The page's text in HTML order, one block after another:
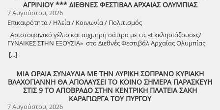
ΑΓΡΙΝΙΟΥ *** ΔΙΕΘΝΕΣ ΦΕΣΤΙΒΑΛ ΑΡΧΑΙΑΣ ΟΛΥΜΠΙΑΣ
7 Αυγούστου, 2026
Επικαιρότητα / Ηλεία / Κοινωνία / Πολιτισμός
Αριστοφανικό γέλιο και αιχμηρή σάτιρα με τις «Εκκλησιάζουσες/
ΓΥΝΑΙΚΕΣ ΣΤΗΝ ΕΞΟΥΣΙΑ» στο Διεθνές Φεστιβάλ Αρχαίας Ολυμπίας
Την Τετάρτη 12 Αυγούστου, στις 21:30, το Διεθνές Φεστιβάλ
Αρχαίας Ολυμπίας παρουσιάζει τις «Εκκλησιάζουσες» του
πολιτική κωμωδία, γεμάτη ευρηματικό χιούμορ και καυστική σάτιρα,
που θέτει διαχρονικά ερωτήματα για την εξουσία, τη δημοκρατία και
την αναζήτηση μιας δικαιότερης κοινωνίας. Τι μπορεί να συμβεί αν
μια μέρα οι γυναίκες αναλάβουν την διακυβέρνηση της χώρας; Την
[...]
ΜΙΑ ΩΡΑΙΑ ΣΥΝΑΥΛΙΑ ΜΕ ΤΗΝ ΛΥΡΙΚΗ ΣΟΠΡΑΝΟ ΚΥΡΙΑΚΗ
ΒΛΑΧΟΓΙΑΝΝΗ ΘΑ ΑΠΟΛΑΥΣΕΙ ΤΟ ΚΟΙΝΟ ΣΗΜΕΡΑ ΠΑΡΑΣΚΕΥΗ
ΣΤΙΣ 9 ΤΟ ΑΠΟΒΡΑΔΟ ΣΤΗΝ ΚΕΝΤΡΙΚΗ ΠΛΑΤΕΙΑ ΣΑΚΗ
ΚΑΡΑΓΙΩΡΓΑ ΤΟΥ ΠΥΡΓΟΥ
7 Αυγούστου, 2026